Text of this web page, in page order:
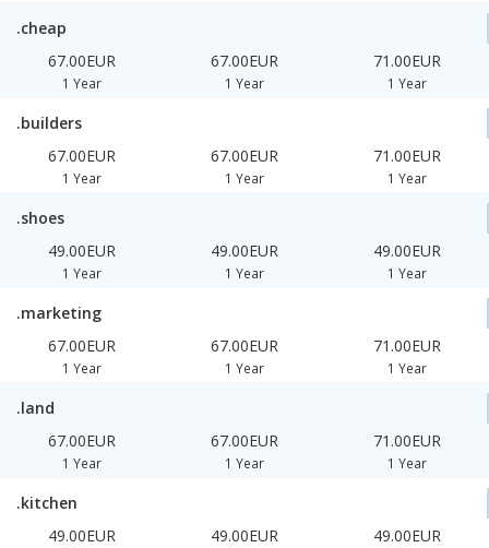
.cheap
67.00EUR
1 Year
67.00EUR
1 Year
71.00EUR
1 Year
.builders
67.00EUR
1 Year
67.00EUR
1 Year
71.00EUR
1 Year
.shoes
49.00EUR
1 Year
49.00EUR
1 Year
49.00EUR
1 Year
.marketing
67.00EUR
1 Year
67.00EUR
1 Year
71.00EUR
1 Year
.land
67.00EUR
1 Year
67.00EUR
1 Year
71.00EUR
1 Year
.kitchen
49.00EUR
49.00EUR 49.00EUR